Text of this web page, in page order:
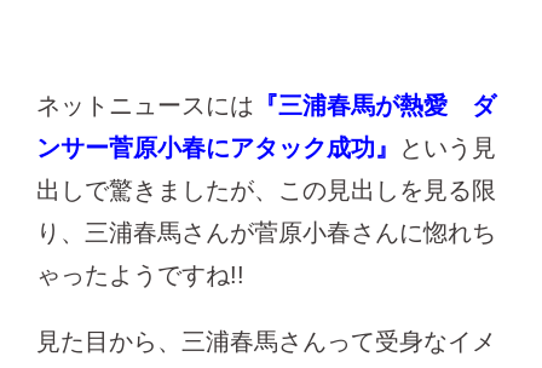
ネットニュースには 『三浦春馬が熱愛 ダ
ンサー菅原小春にアタック成功』
という見
出しで驚きましたが、この見出しを見る限
り、三浦春馬さんが菅原小春さんに惚れち
ゃったようですね!!
見た目から、三浦春馬さんって受身なイメ